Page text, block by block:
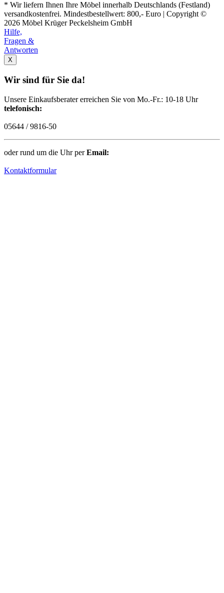
* Wir liefern Ihnen Ihre Möbel innerhalb Deutschlands (Festland)
versandkostenfrei. Mindestbestellwert: 800,- Euro | Copyright ©
2026 Möbel Krüger Peckelsheim GmbH
Hilfe,
Fragen &
Antworten
X
Wir sind für Sie da!
Unsere Einkaufsberater erreichen Sie von Mo.-Fr.: 10-18 Uhr
telefonisch:
05644 / 9816-50
oder rund um die Uhr perEmail:
Kontaktformular